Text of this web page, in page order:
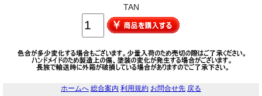
TAN
ホームへ 総合案内 利用規約 お問合せ先 戻る